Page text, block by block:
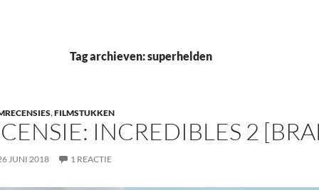
Tag archieven: superhelden
,FILMSTUKKEN
INCREDIBLES 2
JUNI 2018 1 REACTIE